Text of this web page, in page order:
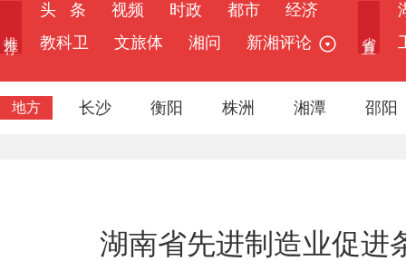
头 条 视频 时政 都市
经济
教科卫
文旅体 湘问 新湘评论
地方 长沙 衡阳 株洲 湘潭 邵阳
湖南省先进制造业促进